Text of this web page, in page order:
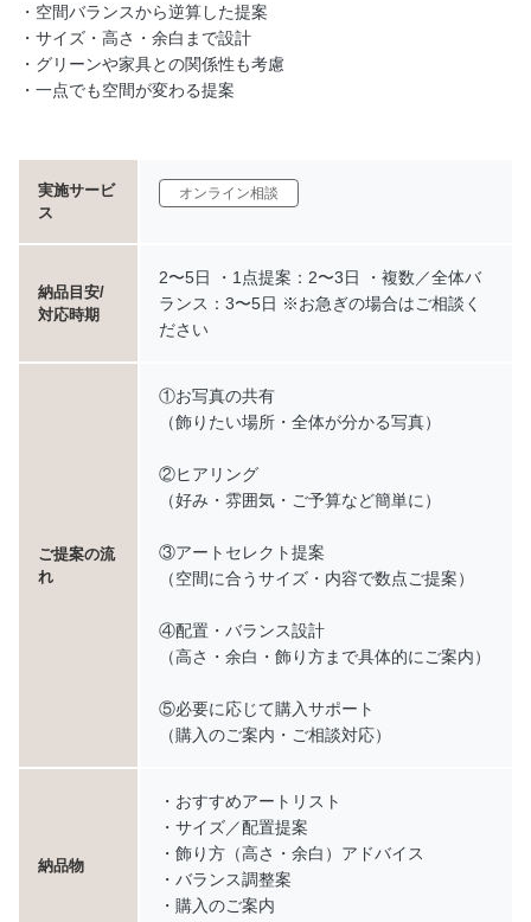
・空間バランスから逆算した提案
・サイズ・高さ・余白まで設計
・グリーンや家具との関係性も考慮
・一点でも空間が変わる提案
実施サービ
ス
オンライン相談
納品目安/
対応時期
2〜5日 ・1点提案：2〜3日 ・複数／全体バ
ランス：3〜5日 ※お急ぎの場合はご相談く
ださい
ご提案の流
れ
①お写真の共有
（飾りたい場所・全体が分かる写真）
②ヒアリング
（好み・雰囲気・ご予算など簡単に）
③アートセレクト提案
（空間に合うサイズ・内容で数点ご提案）
④配置・バランス設計
（高さ・余白・飾り方まで具体的にご案内）
⑤必要に応じて購入サポート
（購入のご案内・ご相談対応）
納品物
・おすすめアートリスト
・サイズ／配置提案
・飾り方（高さ・余白）アドバイス
・バランス調整案
・購入のご案内